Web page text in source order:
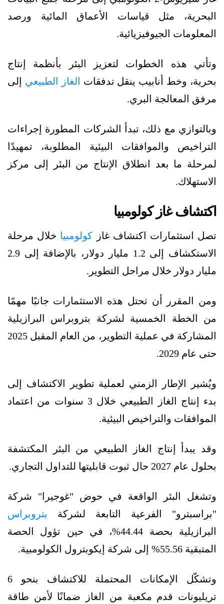
البحرية، مثل قياسات الأعماق المائية ورصد
المعلومات الجيوفيزيائية.
وتأتي هذه الخطوات لتعزيز البئر بأنظمة إنتاج
بحرية، وخط أنابيب ينقل تدفقات
الغاز الطبيعي إلى
مرفق المعالجة البري.
وبالتوازي مع ذلك، تبدأ الشركات المطورة إجراءات
التراخيص والموافقات البيئية المطلوبة، تمهيدًا
لمرحلة ما بعد انطلاق الإنتاج من البئر إلى مركز
الاستهلاك.
اكتشاف غاز كولومبيا
تصل استثمارات اكتشاف غاز كولومبيا خلال مرحلة
الاستكشاف إلى 1.2 مليار دولار، بالإضافة إلى 2.9
مليار دولار خلال مراحل التطوير.
ومن المقرر أن تحتل هذه الاستثمارات جانبًا مهمًا
من الخطة الخمسية لشركة بتروبراس البرازيلية
المشاركة في عملية التطوير، من العام المقبل 2025
حتى عام 2029.
ويُشير الإطار الزمني لعملية تطوير الاكتشاف إلى
بدء إنتاج الغاز الطبيعي خلال 3 سنوات من اعتماد
الموافقات والتراخيص البيئية.
وقد يبدأ إنتاج الغاز الطبيعي من البئر المكتشفة
بحلول عام 2027 حال ثبوت قابليتها للتداول التجاري.
وتشغل البئر الواقعة في حوض "غوجيرا" شركة
"براسبترو" الفرعية التابعة لشركة بتروبراس
البرازيلية بحصة 44.44%، في حين تؤول الحصة
المتبقية 55.56% إلى شركة إيكوبترول الكولومبية.
وتشكّل الإمكانات المحتملة للاكتشاف بنحو 6
تريليونات قدم مكعبة من الغاز ضمانًا لأمن طاقة